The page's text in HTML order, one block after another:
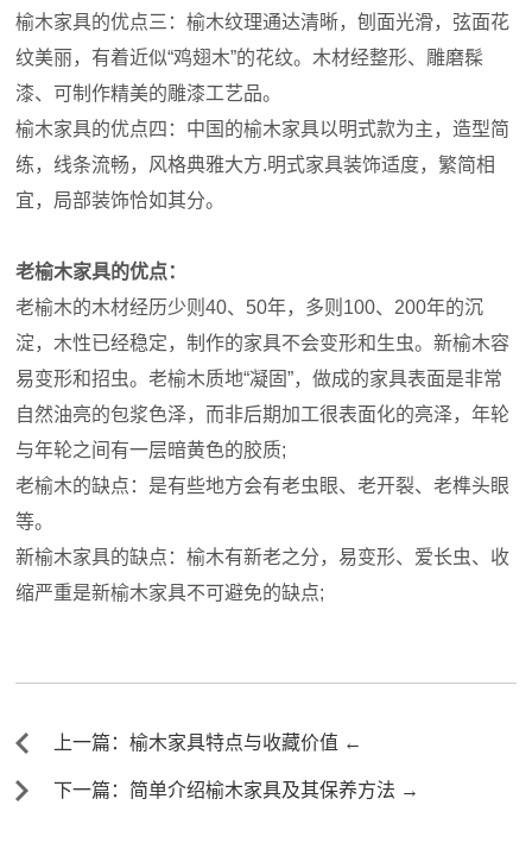
榆木家具的优点三：榆木纹理通达清晰，刨面光滑，弦面花
纹美丽，有着近似“鸡翅木”的花纹。木材经整形、雕磨髹
漆、可制作精美的雕漆工艺品。
榆木家具的优点四：中国的榆木家具以明式款为主，造型简
练，线条流畅，风格典雅大方.明式家具装饰适度，繁简相
宜，局部装饰恰如其分。
老榆木家具的优点：
老榆木的木材经历少则40、50年，多则100、200年的沉
淀，木性已经稳定，制作的家具不会变形和生虫。新榆木容
易变形和招虫。老榆木质地“凝固”，做成的家具表面是非常
自然油亮的包浆色泽，而非后期加工很表面化的亮泽，年轮
与年轮之间有一层暗黄色的胶质;
老榆木的缺点：是有些地方会有老虫眼、老开裂、老榫头眼
等。
新榆木家具的缺点：榆木有新老之分，易变形、爱长虫、收
缩严重是新榆木家具不可避免的缺点;
上一篇：榆木家具特点与收藏价值 ←
下一篇：简单介绍榆木家具及其保养方法 →